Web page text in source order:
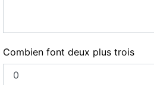
Combien font deux plus trois